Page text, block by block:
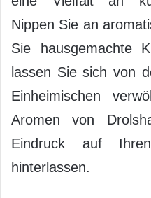
Nippen Sie an
Sie hausgemachte
lassen Sie sich von
Einheimischen
Aromen von
Eindruck auf Ihren
hinterlassen.